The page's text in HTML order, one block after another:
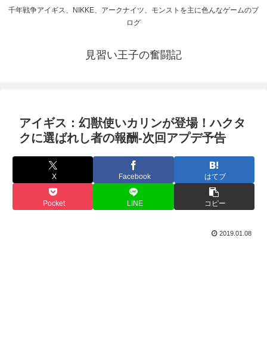
千年戦争アイギス、NIKKE、アークナイツ、モンストを主に色んなゲームのブ
ログ
見習い王子の奮闘記
アイギス：幻獣使いカリンが登場！ハクタ
クに選ばれし者の報酬-次回アプデ予告
X Facebook はてブ
Pocket LINE コピー
2019.01.08